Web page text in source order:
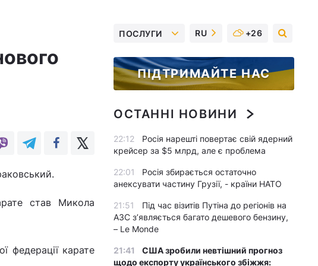
став Микола
федерації карате
ПОСЛУГИ RU +26
ПІДТРИМАЙТЕ НАС
ОСТАННІ НОВИНИ
22:12
Росія нарешті повертає свій ядерний
крейсер за $5 млрд, але є проблема
22:01
Росія збирається остаточно
анексувати частину Грузії, - країни НАТО
21:51
Під час візитів Путіна до регіонів на
АЗС з’являється багато дешевого бензину,
– Le Monde
21:41
США зробили невтішний прогноз
щодо експорту українського збіжжя: